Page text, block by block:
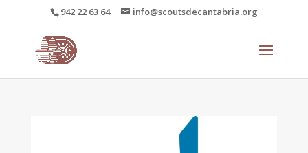
942 22 63 64 info@scoutsdecantabria.org